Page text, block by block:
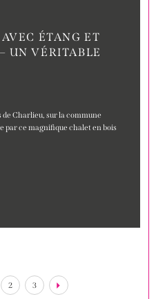
ÉTANG ET
UN VÉRITABLE
Charlieu, sur la commune
par ce magnifique chalet en bois
2 3